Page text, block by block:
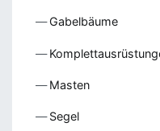
Gabelbäume
Masten
Segel